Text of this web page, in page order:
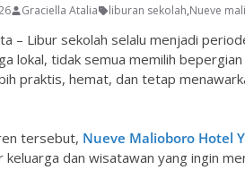
Graciella Atalia liburan sekolah,Nueve
– Libur sekolah selalu menjadi
lokal, tidak semua memilih
praktis, hemat, dan tetap
tersebut, Nueve Malioboro Hotel
keluarga dan wisatawan yang ingin